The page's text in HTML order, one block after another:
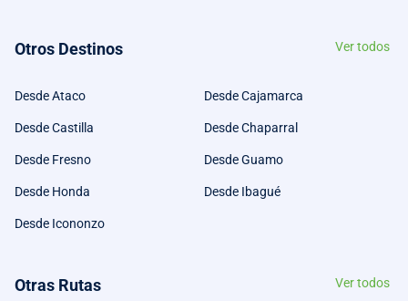
Otros Destinos Ver todos
Desde Ataco Desde Cajamarca
Desde Castilla Desde Chaparral
Desde Fresno Desde Guamo
Desde Honda Desde Ibagué
Desde Icononzo
Otras Rutas Ver todos